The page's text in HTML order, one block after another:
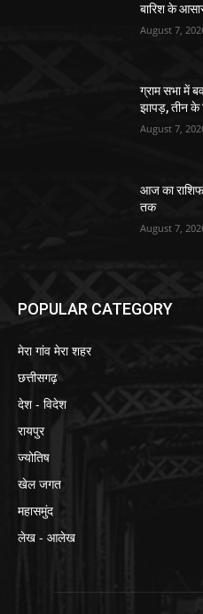
बारिश के
August 7,
ग्राम सभा में
झापड़, तीन
August 7,
आज का
तक
August 7,
POPULAR CATEGORY
मेरा गांव मेरा शहर
छत्तीसगढ़
देश - विदेश
रायपुर
ज्योतिष
खेल जगत
महासमुंद
लेख - आलेख